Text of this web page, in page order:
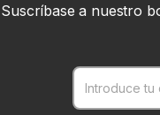
Suscríbase a nuestro